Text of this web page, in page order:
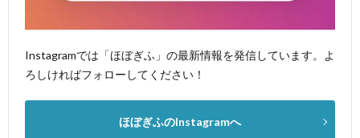
Instagramでは「ほぼぎふ」の最新情報を発信しています。よ
ろしければフォローしてください！
ほぼぎふのInstagramへ